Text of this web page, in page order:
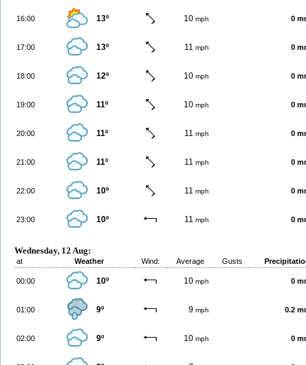
16:00 13º 10 mph 0
17:00 13º 11 mph 0
18:00 12º 10 mph 0
19:00 11º 10 mph 0
20:00 11º 11 mph 0
21:00 11º 11 mph 0
22:00 10º 11 mph 0
23:00 10º 11 mph 0
Wednesday, 12 Aug:
at Weather Wind: Average Gusts
00:00 10º 10 mph 0
01:00 9º 9 mph 0.2
02:00 9º 10 mph 0